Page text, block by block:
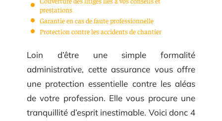
prestations
Garantie en cas de faute professionnelle
Protection contre les accidents de chantier
Loin d’être une simple formalité
administrative, cette assurance vous offre
une protection essentielle contre les aléas
de votre profession. Elle vous procure une
tranquillité d’esprit inestimable. Voici donc 4